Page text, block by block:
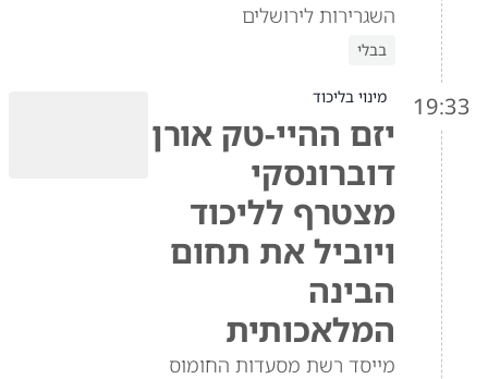
השגרירות לירושלים
בבלי
19:33 מינוי בליכוד
יזם ההיי-טק אורן
דוברונסקי
מצטרף לליכוד
ויוביל את תחום
הבינה
המלאכותית
מייסד רשת מסעדות החומוס